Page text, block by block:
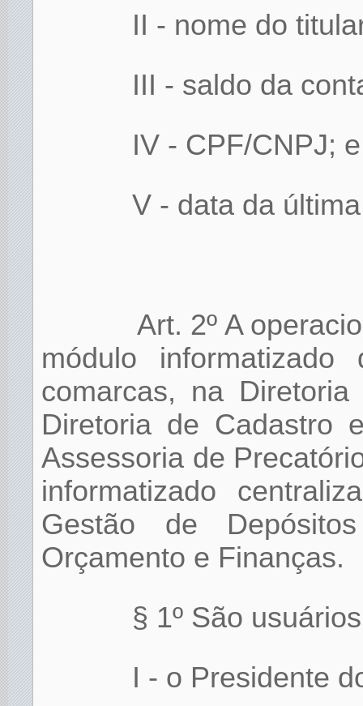
II - nome do
III - saldo da
IV - CPF/CNPJ; e
V - data da
Art. 2º A
módulo informatizado
comarcas, na
Diretoria de Cadastro
Assessoria de
informatizado
Gestão de
Orçamento e Finanças.
§ 1º São
I - o Presidente